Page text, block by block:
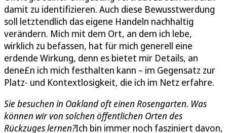
damit zu identifizieren. Auch diese Bewusstwerdung
soll letztendlich das eigene Handeln nachhaltig
verändern. Mich mit dem Ort, an dem ich lebe,
wirklich zu befassen, hat für mich generell eine
erdende Wirkung, denn es bietet mir Details, an
dene£n ich mich festhalten kann – im Gegensatz zur
Platz- und Kontextlosigkeit, die ich im Netz erfahre.
Sie besuchen in Oakland oft einen Rosengarten. Was
können wir von solchen öffentlichen Orten des
Rückzuges lernen?Ich bin immer noch fasziniert davon,